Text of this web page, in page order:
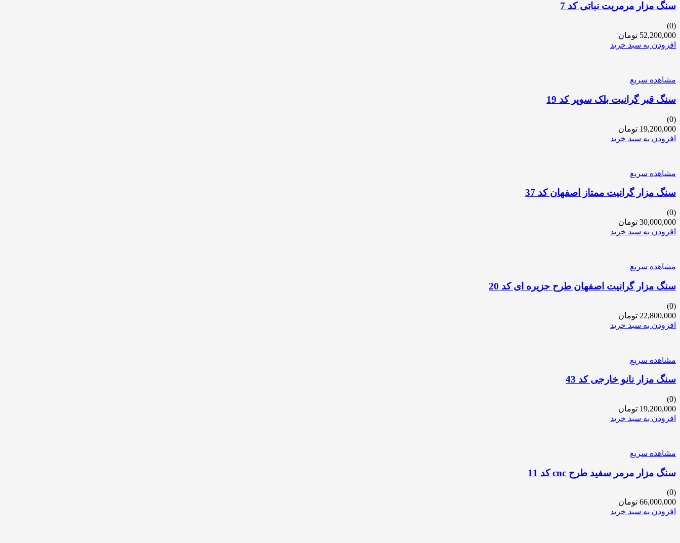
سنگ مزار مرمریت نباتی کد 7
(0)
52,200,000 تومان
افزودن به سبد خرید
مشاهده سریع
سنگ قبر گرانیت بلک سوپر کد 19
(0)
19,200,000 تومان
افزودن به سبد خرید
مشاهده سریع
سنگ مزار گرانیت ممتاز اصفهان کد 37
(0)
30,000,000 تومان
افزودن به سبد خرید
مشاهده سریع
سنگ مزار گرانیت اصفهان طرح جزیره ای کد 20
(0)
22,800,000 تومان
افزودن به سبد خرید
مشاهده سریع
سنگ مزار نانو خارجی کد 43
(0)
19,200,000 تومان
افزودن به سبد خرید
مشاهده سریع
سنگ مزار مرمر سفید طرح cnc کد 11
(0)
66,000,000 تومان
افزودن به سبد خرید